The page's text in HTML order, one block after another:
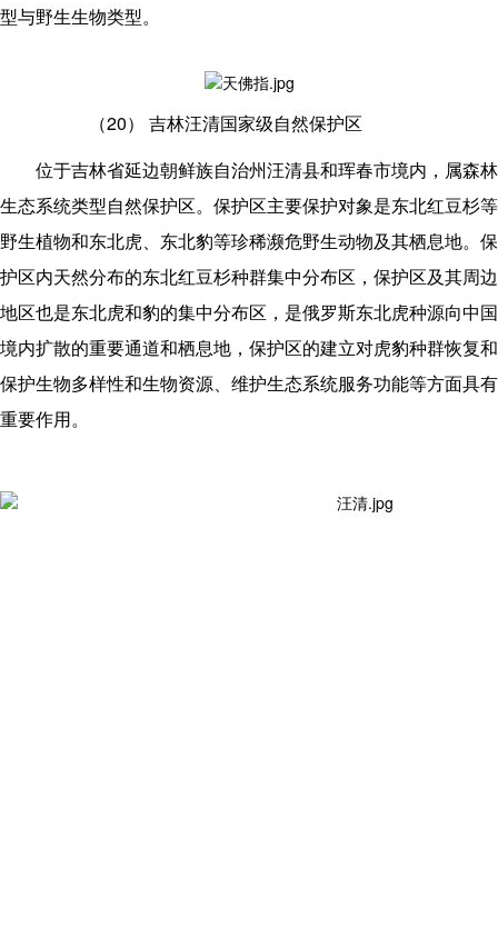
型与野生生物类型。
（20） 吉林汪清国家级自然保护区
位于吉林省延边朝鲜族自治州汪清县和珲春市境内，属森林
生态系统类型自然保护区。保护区主要保护对象是东北红豆杉等
野生植物和东北虎、东北豹等珍稀濒危野生动物及其栖息地。保
护区内天然分布的东北红豆杉种群集中分布区，保护区及其周边
地区也是东北虎和豹的集中分布区，是俄罗斯东北虎种源向中国
境内扩散的重要通道和栖息地，保护区的建立对虎豹种群恢复和
保护生物多样性和生物资源、维护生态系统服务功能等方面具有
重要作用。